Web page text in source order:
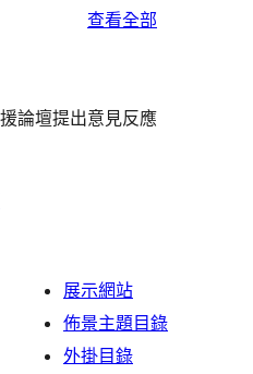
查看全部
評
論壇提出意見反應
展示網站
佈景主題目錄
外掛目錄